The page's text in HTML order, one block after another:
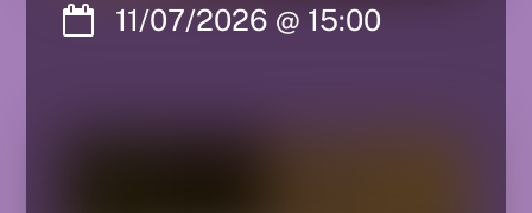
11/07/2026 @ 15:00